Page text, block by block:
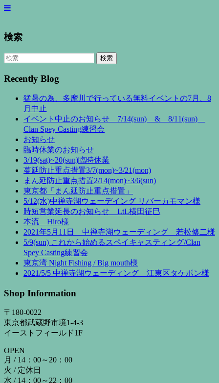
検索
検
Recently Blog
猛暑の為、多摩川で行っている無料イベントの7月、8
月中止
イベント中止のお知らせ 7/14(sun) & 8/11(sun)
Clan Spey Casting練習会
お知らせ
臨時休業のお知らせ
3/19(sat)~20(sun)臨時休業
蔓延防止重点措置3/7(mon)~3/21(mon)
まん延防止重点措置2/14(mon)~3/6(sun)
東京都「まん延防止重点措置」
5/12(水)中禅寺湖ウェーデイング リバーカモマン様
時短営業延長のお知らせ LtL横田征巳
本流 Hiro様
2021年5月11日 中禅寺湖ウェーディング 若松修二様
5/9(sun) これから始めるスペイキャスティング/Clan
Spey Casting練習会
東京湾 Night Fishing / Big mouth様
2021/5/5 中禅寺湖ウェーディング 江東区タケポン様
Shop Information
〒180-0022
東京都武蔵野市境1-4-3
イーストフィールド1F
OPEN
月 / 14：00～20：00
火 / 定休日
水 / 14：00～22：00